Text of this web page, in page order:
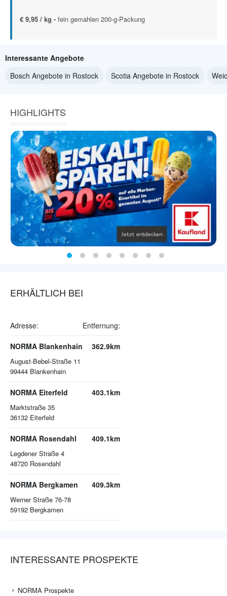
€ 9,95 / kg - fein gemahlen 200-g-Packung
Interessante Angebote
Bosch Angebote in Rostock
Scotia Angebote in Rostock
HIGHLIGHTS
ERHÄLTLICH BEI
Adresse: Entfernung:
NORMA Blankenhain
August-Bebel-Straße 11
99444 Blankenhain
362.9km
NORMA Eiterfeld
Marktstraße 35
36132 Eiterfeld
403.1km
NORMA Rosendahl
Legdener Straße 4
48720 Rosendahl
409.1km
NORMA Bergkamen
Werner Straße 76-78
59192 Bergkamen
409.3km
INTERESSANTE PROSPEKTE
NORMA Prospekte